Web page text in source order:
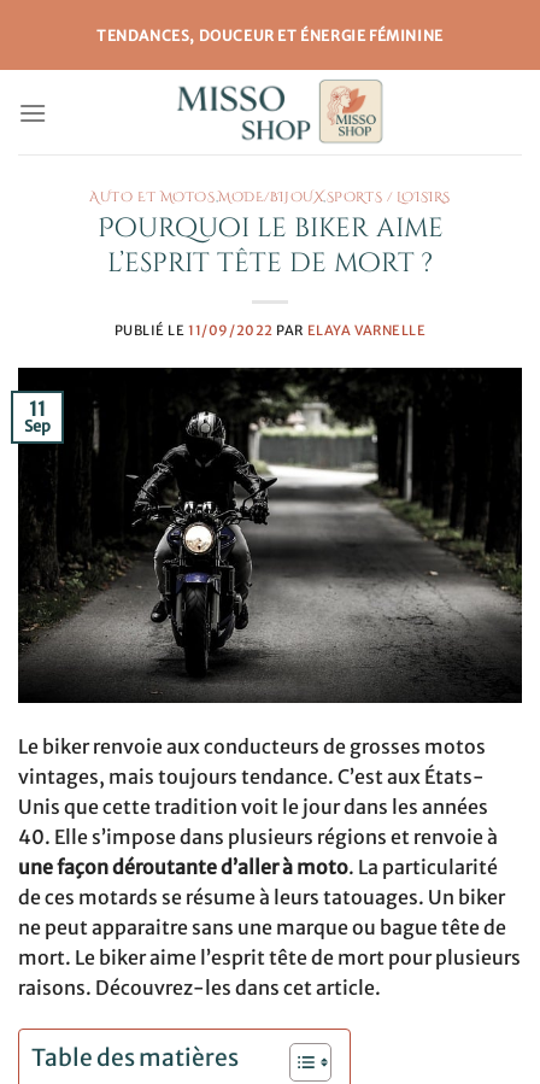
contenu
TENDANCES, DOUCEUR ET ÉNERGIE FÉMININE
AUTO ET MOTOS,MODE/BIJOUX,SPORTS / LOISIRS
Pourquoi le biker aime
l’esprit tête de mort ?
PUBLIÉ LE11/09/2022 PAR ELAYA VARNELLE
11
Sep
Le biker renvoie aux conducteurs de grosses motos
vintages, mais toujours tendance. C’est aux États-
Unis que cette tradition voit le jour dans les années
40. Elle s’impose dans plusieurs régions et renvoie à
une façon déroutante d’aller à moto. La particularité
de ces motards se résume à leurs tatouages. Un biker
ne peut apparaitre sans une marque ou bague tête de
mort. Le biker aime l’esprit tête de mort pour plusieurs
raisons. Découvrez-les dans cet article.
Table des matières